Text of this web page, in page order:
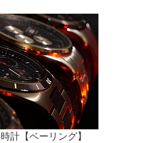
計【ベーリング】